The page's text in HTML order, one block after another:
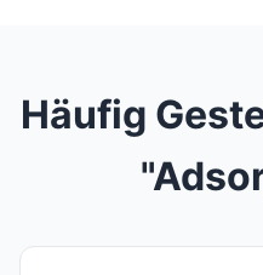
Häufig